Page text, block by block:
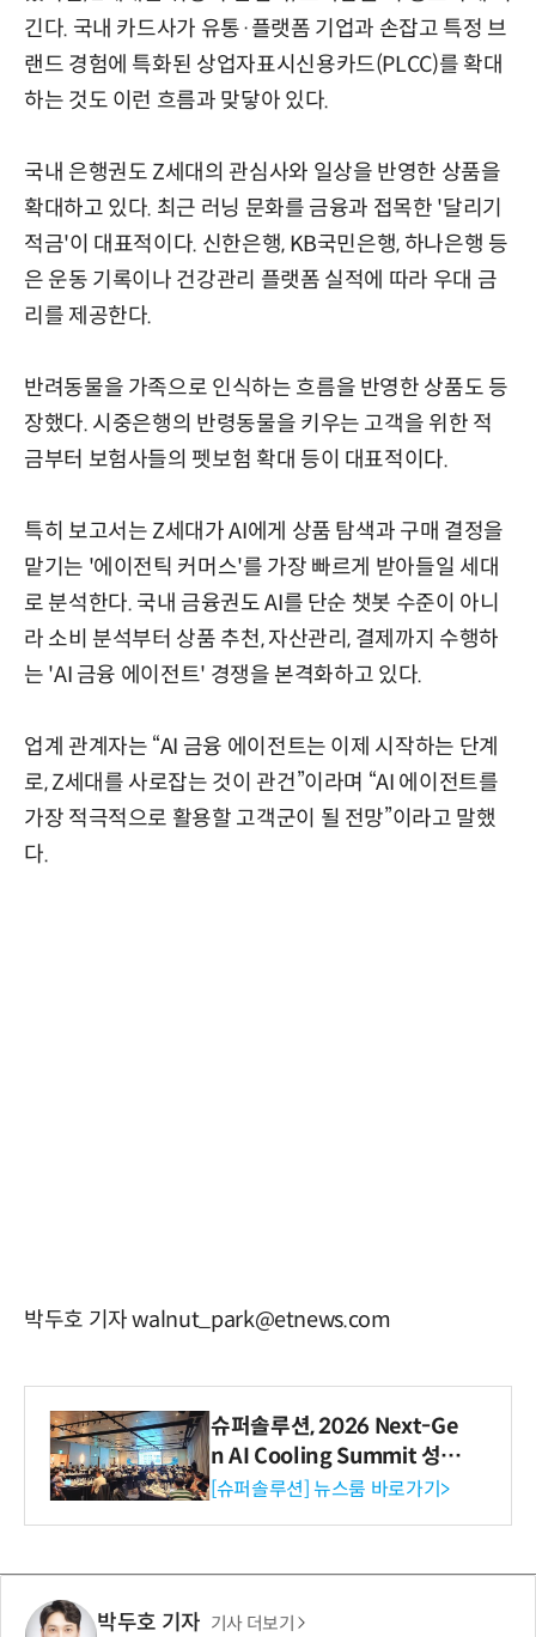
긴다. 국내 카드사가 유통·플랫폼 기업과 손잡고 특정 브
랜드 경험에 특화된 상업자표시신용카드(PLCC)를 확대
하는 것도 이런 흐름과 맞닿아 있다.
국내 은행권도 Z세대의 관심사와 일상을 반영한 상품을
확대하고 있다. 최근 러닝 문화를 금융과 접목한 '달리기
적금'이 대표적이다. 신한은행, KB국민은행, 하나은행 등
은 운동 기록이나 건강관리 플랫폼 실적에 따라 우대 금
리를 제공한다.
반려동물을 가족으로 인식하는 흐름을 반영한 상품도 등
장했다. 시중은행의 반령동물을 키우는 고객을 위한 적
금부터 보험사들의 펫보험 확대 등이 대표적이다.
특히 보고서는 Z세대가 AI에게 상품 탐색과 구매 결정을
맡기는 '에이전틱 커머스'를 가장 빠르게 받아들일 세대
로 분석한다. 국내 금융권도 AI를 단순 챗봇 수준이 아니
라 소비 분석부터 상품 추천, 자산관리, 결제까지 수행하
는 'AI 금융 에이전트' 경쟁을 본격화하고 있다.
업계 관계자는 “AI 금융 에이전트는 이제 시작하는 단계
로, Z세대를 사로잡는 것이 관건”이라며 “AI 에이전트를
가장 적극적으로 활용할 고객군이 될 전망”이라고 말했
다.
박두호 기자 walnut_park@etnews.com
슈퍼솔루션, 2026 Next-Ge
n AI Cooling Summit 성황
리 성료
[슈퍼솔루션] 뉴스룸 바로가기>
박두호 기자 기사 더보기